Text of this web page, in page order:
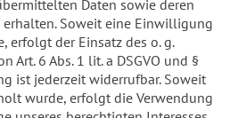
Daten sowie deren
Soweit eine Einwilligung
erfolgt der Einsatz des o. g.
Art. 6 Abs. 1 lit. a DSGVO und §
ist jederzeit widerrufbar. Soweit
wurde, erfolgt die Verwendung